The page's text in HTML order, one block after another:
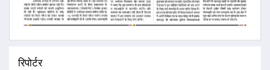
रिपोर्टर